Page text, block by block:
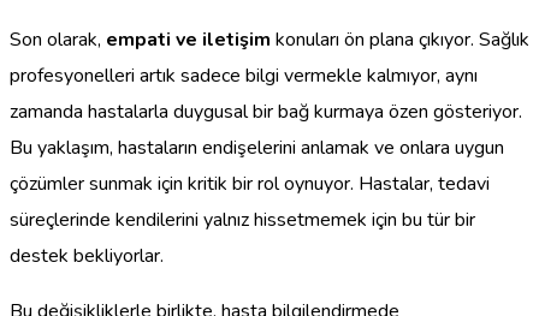
Son olarak, empati ve iletişim konuları ön plana çıkıyor. Sağlık
profesyonelleri artık sadece bilgi vermekle kalmıyor, aynı
zamanda hastalarla duygusal bir bağ kurmaya özen gösteriyor.
Bu yaklaşım, hastaların endişelerini anlamak ve onlara uygun
çözümler sunmak için kritik bir rol oynuyor. Hastalar, tedavi
süreçlerinde kendilerini yalnız hissetmemek için bu tür bir
destek bekliyorlar.